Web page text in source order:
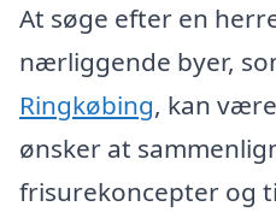
At søge efter en
nærliggende byer,
Ringkøbing, kan
ønsker at
frisurekoncepter og